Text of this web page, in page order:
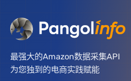
最强大的Amazon数据采集API
为您独到的电商实践赋能